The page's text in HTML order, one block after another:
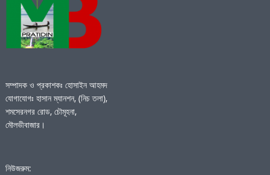
সম্পাদক ও প্রকাশকঃ হোসাইন আহমদ
যোগাযোগঃ হাসান ম্যানশন, (নিচ তলা),
শমসেরনগর রোড, চৌমূহনা,
মৌলভীবাজার।
নিউজরুম: